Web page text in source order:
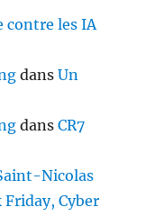
contre les IA
dansUn
dansCR7
Nicolas
Friday, Cyber